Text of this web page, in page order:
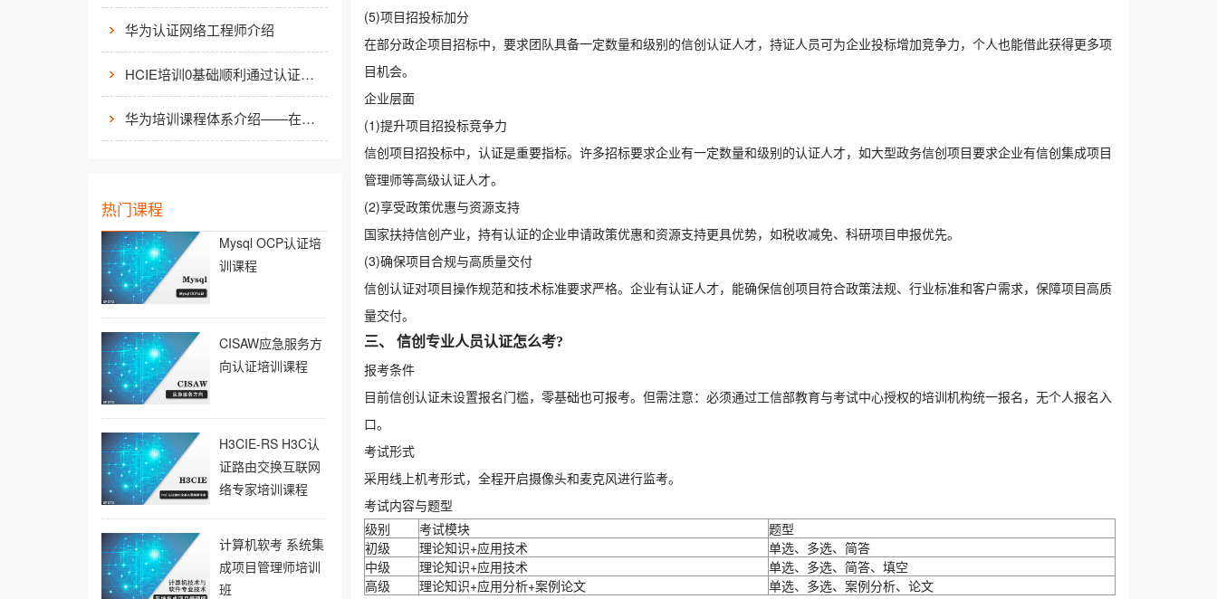
华为认证网络工程师介绍
HCIE培训0基础顺利通过认证靠什么？
华为培训课程体系介绍——在线学习平台
热门课程
Mysql OCP认证培
训课程
CISAW应急服务方
向认证培训课程
H3CIE-RS H3C认
证路由交换互联网
络专家培训课程
计算机软考 系统集
成项目管理师培训
班
(5)项目招投标加分
在部分政企项目招标中，要求团队具备一定数量和级别的信创认证人才，持证人员可为企业投标增加竞争力，个人也能借此获得更多项
目机会。
企业层面
(1)提升项目招投标竞争力
信创项目招投标中，认证是重要指标。许多招标要求企业有一定数量和级别的认证人才，如大型政务信创项目要求企业有信创集成项目
管理师等高级认证人才。
(2)享受政策优惠与资源支持
国家扶持信创产业，持有认证的企业申请政策优惠和资源支持更具优势，如税收减免、科研项目申报优先。
(3)确保项目合规与高质量交付
信创认证对项目操作规范和技术标准要求严格。企业有认证人才，能确保信创项目符合政策法规、行业标准和客户需求，保障项目高质
量交付。
三、 信创专业人员认证怎么考?
报考条件
目前信创认证未设置报名门槛，零基础也可报考。但需注意：必须通过工信部教育与考试中心授权的培训机构统一报名，无个人报名入
口。
考试形式
采用线上机考形式，全程开启摄像头和麦克风进行监考。
考试内容与题型
级别
考试模块
题型
初级
理论知识+应用技术
单选、多选、简答
中级
理论知识+应用技术
单选、多选、简答、填空
高级
理论知识+应用分析+案例论文
单选、多选、案例分析、论文